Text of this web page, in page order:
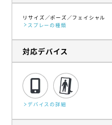
リサイズ ポーズ
フェイシャル
スプレーの種類
対応デバイス
デバイスの詳細